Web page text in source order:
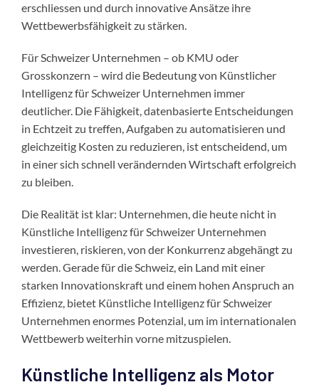
erschliessen und durch innovative Ansätze ihre
Wettbewerbsfähigkeit zu stärken.
Für Schweizer Unternehmen – ob KMU oder
Grosskonzern – wird die Bedeutung von Künstlicher
Intelligenz für Schweizer Unternehmen immer
deutlicher. Die Fähigkeit, datenbasierte Entscheidungen
in Echtzeit zu treffen, Aufgaben zu automatisieren und
gleichzeitig Kosten zu reduzieren, ist entscheidend, um
in einer sich schnell verändernden Wirtschaft erfolgreich
zu bleiben.
Die Realität ist klar: Unternehmen, die heute nicht in
Künstliche Intelligenz für Schweizer Unternehmen
investieren, riskieren, von der Konkurrenz abgehängt zu
werden. Gerade für die Schweiz, ein Land mit einer
starken Innovationskraft und einem hohen Anspruch an
Effizienz, bietet Künstliche Intelligenz für Schweizer
Unternehmen enormes Potenzial, um im internationalen
Wettbewerb weiterhin vorne mitzuspielen.
Künstliche Intelligenz als Motor